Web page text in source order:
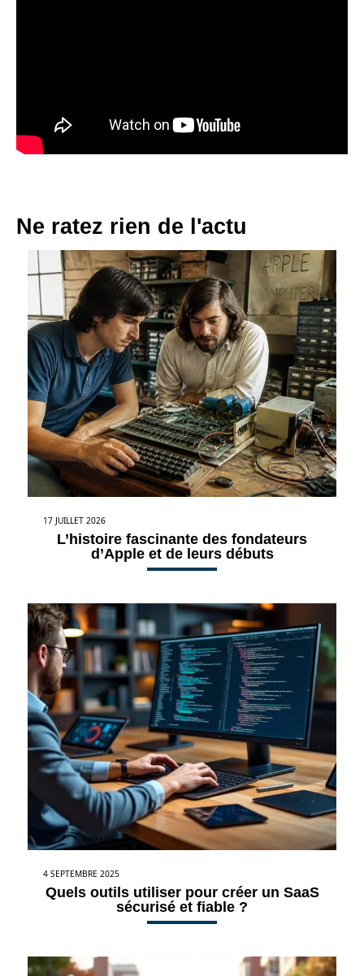
Ne ratez rien de l'actu
17 JUILLET 2026
L’histoire fascinante des fondateurs
d’Apple et de leurs débuts
4 SEPTEMBRE 2025
Quels outils utiliser pour créer un SaaS
sécurisé et fiable ?